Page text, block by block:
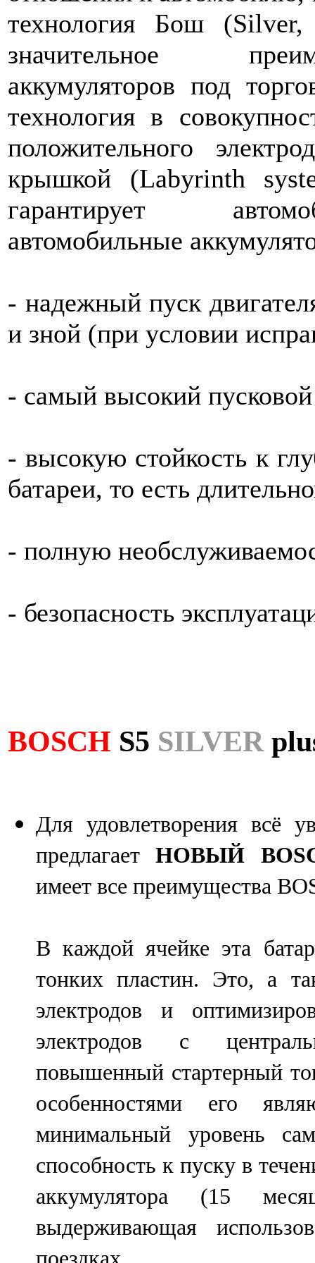
технология Бош
значительное
аккумуляторов под
технология в
положительного
крышкой (Labyrinth
гарантирует
автомобильные
- надежный пуск
и зной (при условии
- самый высокий
- высокую стойкость к
батареи, то есть
- полную
- безопасность
BOSCH S5 SILVER
Для удовлетворения всё
предлагаетНОВЫЙ
имеет все преимущества
В каждой ячейке эта
тонких пластин. Это, а
электродов и
электродов с
повышенный стартерный
особенностями его
минимальный уровень
способность к пуску в
аккумулятора (15
выдерживающая